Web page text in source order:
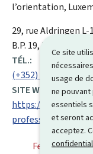
Ce site
usage de
ne pouvant
essentiels
et seront
acceptez.
l’orientation,
ADRESSE
:
29, rue AldringenL-
B.P. 19, L-2010
TÉL.:
(+352) 247 85 480
SITE WEB :
https://
Fermé⋅ Ouvre